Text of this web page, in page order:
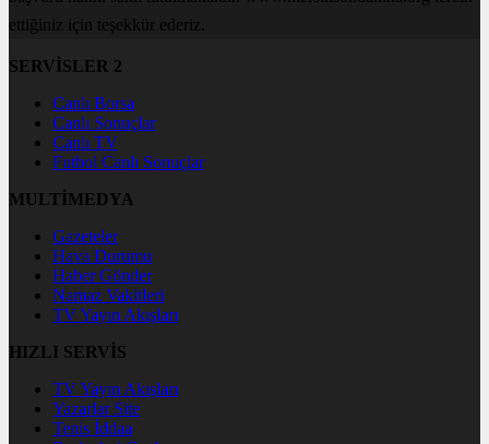
ettiğiniz için teşekkür ederiz.
SERVİSLER 2
Canlı Borsa
Canlı Sonuçlar
Canlı TV
Futbol Canlı Sonuçlar
MULTİMEDYA
Gazeteler
Hava Durumu
Haber Gönder
Namaz Vakitleri
TV Yayın Akışları
HIZLI SERVİS
TV Yayın Akışları
Yazarlar Site
Tenis İddaa